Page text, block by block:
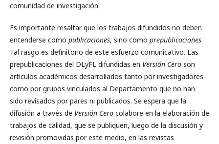
comunidad de investigación.
Es importante resaltar que los trabajos difundidos no deben
entenderse como publicaciones, sino como prepublicaciones.
Tal rasgo es definitorio de este esfuerzo comunicativo. Las
prepublicaciones del DLyFL difundidas en Versión Cero son
artículos académicos desarrollados tanto por investigadores
como por grupos vinculados al Departamento que no han
sido revisados por pares ni publicados. Se espera que la
difusión a través de Versión Cero colabore en la elaboración de
trabajos de calidad, que se publiquen, luego de la discusión y
revisión promovidas por este medio, en las revistas